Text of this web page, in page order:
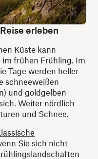
erleben
Küste kann
im frühen Frühling. Im
Tage werden heller
schneeweißen
und goldgelben
Weiter nördlich
und Schnee.
Sie sich nicht